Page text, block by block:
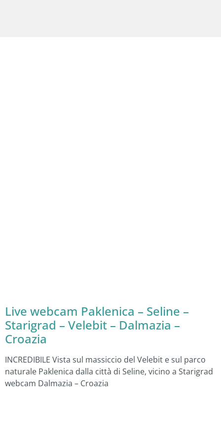
Live webcam Paklenica – Seline –
Starigrad – Velebit – Dalmazia –
Croazia
INCREDIBILE Vista sul massiccio del Velebit e sul parco
naturale Paklenica dalla città di Seline, vicino a Starigrad
webcam Dalmazia – Croazia